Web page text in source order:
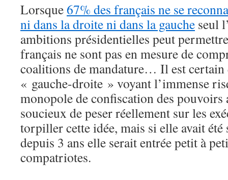
Lorsque67% des français ne se
ni dans la droite ni dans la gauche seul
ambitions présidentielles peut
français ne sont pas en mesure de
coalitions de mandature… Il est certain
« gauche-droite » voyant l’immense
monopole de confiscation des
soucieux de peser réellement sur les
torpiller cette idée, mais si elle avait été
depuis 3 ans elle serait entrée petit à
compatriotes.